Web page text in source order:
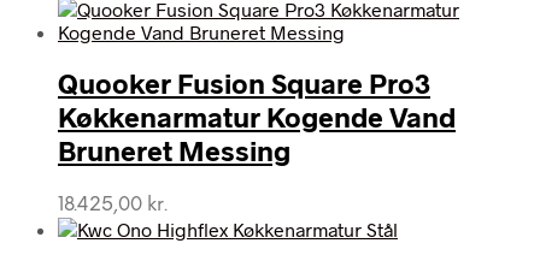
Quooker Fusion Square Pro3
Køkkenarmatur Kogende Vand
Bruneret Messing
18.425,00 kr.